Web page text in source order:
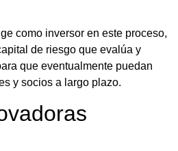
como inversor en este proceso,
de riesgo que evalúa y
que eventualmente puedan
y socios a largo plazo.